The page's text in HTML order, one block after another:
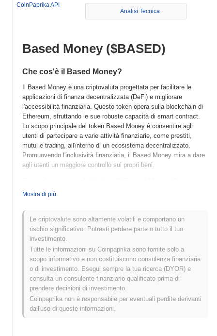
CoinPaprika API
Analisi Tecnica
Based Money ($BASED)
Che cos'è il Based Money?
Il Based Money è una criptovaluta progettata per facilitare le
applicazioni di finanza decentralizzata (DeFi) e migliorare
l'accessibilità finanziaria. Questo token opera sulla blockchain di
Ethereum, sfruttando le sue robuste capacità di smart contract.
Lo scopo principale del token Based Money è consentire agli
utenti di partecipare a varie attività finanziarie, come prestiti,
mutui e trading, all'interno di un ecosistema decentralizzato.
Promuovendo l'inclusività finanziaria, il Based Money mira a dare
agli utenti un maggiore controllo sui propri beni.
Il Based Money è stato lanciato nel 2021, creato da un team di
finanziario decentralizzato. Il progetto mira a fornire una valuta
stabile e affidabile per gli utenti nello spazio crypto. Inizialmente,
il Based Money ha guadagnato trazione attraverso le sue
quotazioni su vari exchange decentralizzati, migliorando la sua
visibilità e accessibilità nel mercato delle criptovalute.
Cosa ci riserva il futuro per il Based Money?
Il Based Money è pronto per sviluppi entusiasmanti mentre
continua a migliorare il suo ecosistema. La roadmap imminente
evidenzia l'integrazione di nuove funzionalità di finanza
decentralizzata (DeFi), mirate ad espandere il coinvolgimento e
Mostra di più
Le criptovalute sono altamente volatili e comportano un
rischio significativo. Potresti perdere parte o tutto il tuo
investimento.
Tutte le informazioni su Coinpaprika sono fornite solo a
scopo informativo e non costituiscono consulenza finanziaria
o di investimento. Esegui sempre la tua ricerca (DYOR) e
consulta un consulente finanziario qualificato prima di
prendere decisioni di investimento.
Coinpaprika non è responsabile per eventuali perdite derivanti
dall'uso di queste informazioni.